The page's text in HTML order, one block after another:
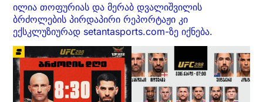
ილია თოფურიას და მერაბ დვალიშვილის
ბრძოლების პირდაპირი რეპორტაჟი კი
ექსკლუზიურად setantasports.com-ზე იქნება.